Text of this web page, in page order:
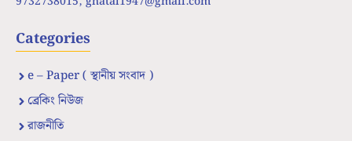
Categories
e – Paper ( স্থানীয় সংবাদ )
ব্রেকিং নিউজ
রাজনীতি